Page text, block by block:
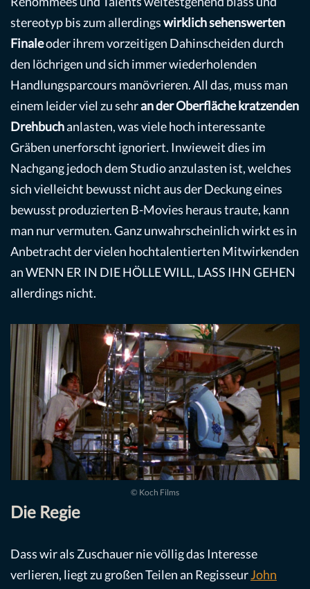
stereotyp bis zum allerdingswirklich sehenswerten
Finaleoder ihrem vorzeitigen Dahinscheiden durch
den löchrigen und sich immer wiederholenden
Handlungsparcours manövrieren. All das, muss man
einem leider viel zu sehran der Oberfläche kratzenden
Drehbuchanlasten, was viele hoch interessante
Gräben unerforscht ignoriert. Inwieweit dies im
Nachgang jedoch dem Studio anzulasten ist, welches
sich vielleicht bewusst nicht aus der Deckung eines
bewusst produzierten B-Movies heraus traute, kann
man nur vermuten. Ganz unwahrscheinlich wirkt es in
Anbetracht der vielen hochtalentierten Mitwirkenden
an WENN ER IN DIE HÖLLE WILL, LASS IHN GEHEN
allerdings nicht.
© Koch Films
Die Regie
Dass wir als Zuschauer nie völlig das Interesse
verlieren, liegt zu großen Teilen an RegisseurJohn